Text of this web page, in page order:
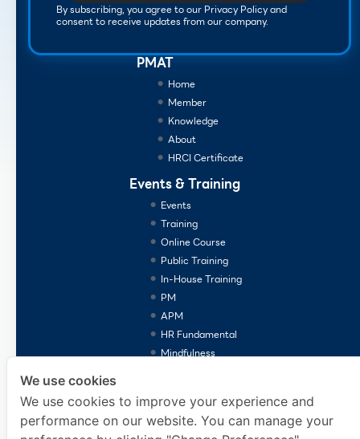
By subscribing, you agree to our Privacy Policy and
consent to receive updates from our company.
PMAT
Home
Member
Knowledge
About
HRCI Certificate
Events & Training
Events
Training
Online Course
Public Training
In-House Training
PM
APM
HR Fundamental
Mindfulness
We use cookies
We use cookies to improve your experience and
performance on our website. You can manage your